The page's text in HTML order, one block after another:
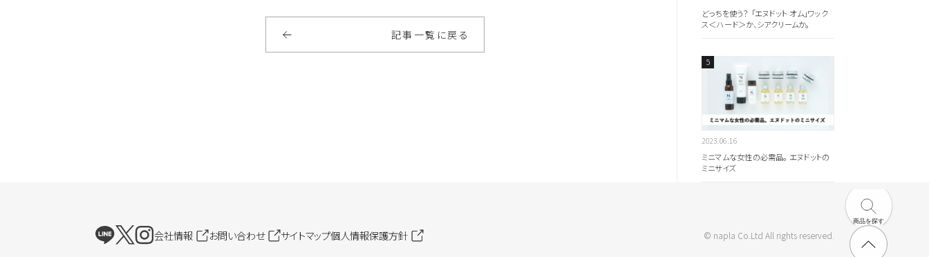
記事一覧に戻る
どっちを使う？ 「エヌドット オム」ワック
ス＜ハード＞か、シアクリームか。
2023.06.16
ミニマムな女性の必需品。 エヌドットの
ミニサイズ
会社情報 お問い合わせ サイトマップ個人情報保護方針 © napla Co.Ltd All rights reserved.
商品を探す